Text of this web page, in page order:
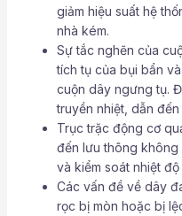
giảm hiệu suất hệ
nhà kém.
Sự tắc nghẽn của
tích tụ của bụi bẩn
cuộn dây ngưng tụ.
truyền nhiệt, dẫn đến
Trục trặc động cơ
đến lưu thông
và kiểm soát nhiệt
Các vấn đề về dây
rọc bị mòn hoặc bị